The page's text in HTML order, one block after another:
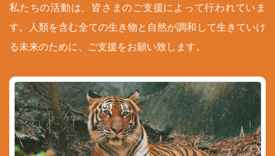
私たちの活動は、皆さまのご支援によって行われていま
す。人類を含む全ての生き物と自然が調和して生きていけ
る未来のために、ご支援をお願い致します。